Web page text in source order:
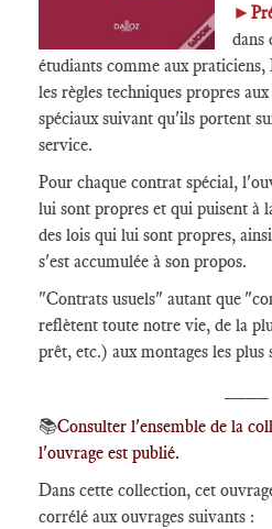
►
dans
étudiants comme aux
les règles techniques propres
spéciaux suivant qu'ils portent
service.
Pour chaque contrat spécial,
lui sont propres et qui puisent à
des lois qui lui sont propres,
s'est accumulée à son propos.
"Contrats usuels" autant que
reflètent toute notre vie, de la
prêt, etc.) aux montages les plus
📚Consulter l'ensemble de la
l'ouvrage est publié.
Dans cette collection, cet
corrélé aux ouvrages suivants :